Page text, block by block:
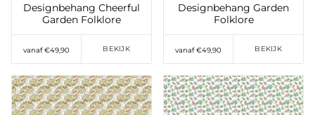
Designbehang Cheerful
Garden Folklore
vanaf €49,90 BEKIJK
Designbehang Garden
Folklore
vanaf €49,90 BEKIJK